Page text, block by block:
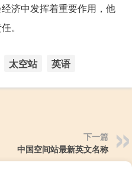
济中发挥着重要作用，他
。
太空站 英语
下一篇
中国空间站最新英文名称